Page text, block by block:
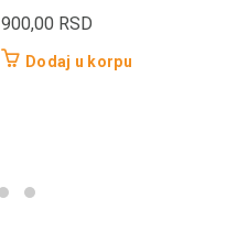
900,00 RSD
Dodaj u korpu